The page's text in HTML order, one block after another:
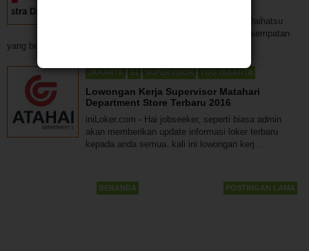
iniLoker.com | Lowongan Kerja PT Astra Daihatsu
Motor Terbaru September 2016 - Pada kesempatan
yang berbahagia ini, admin iniLoker.com ak...
JAKARTA S1 SUPERVISOR YOGYAKARTA
Lowongan Kerja Supervisor Matahari
Department Store Terbaru 2016
iniLoker.com - Hai jobseeker, seperti biasa admin
akan memberikan update informasi loker terbaru
kepada anda semua. kali ini lowongan kerj...
POSTINGAN LAMA
BERANDA